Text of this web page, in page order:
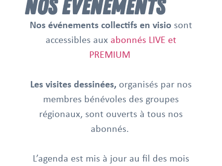
NOS ÉVÉNEMENTS
Nos événements collectifs en visio sont
accessibles aux abonnés LIVE et
PREMIUM
Les visites dessinées, organisés par nos
membres bénévoles des groupes
régionaux, sont ouverts à tous nos
abonnés.
L’agenda est mis à jour au fil des mois